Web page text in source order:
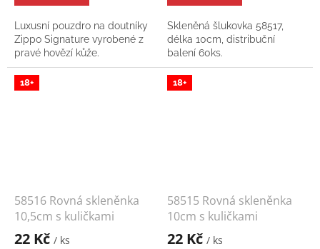
Luxusní pouzdro na doutníky
Zippo Signature vyrobené z
pravé hovězí kůže.
Skleněná šlukovka 58517,
délka 10cm, distribuční
balení 60ks.
18+
58516 Rovná skleněnka
10,5cm s kuličkami
22 Kč / ks
18+
58515 Rovná skleněnka
10cm s kuličkami
22 Kč / ks